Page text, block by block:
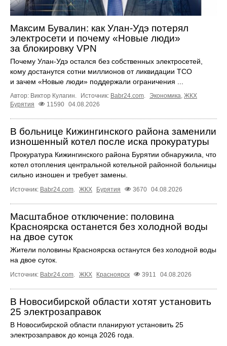
Максим Бувалин: как Улан-Удэ потерял
электросети и почему «Новые люди»
за блокировку VPN
Почему Улан-Удэ остался без собственных электросетей,
кому достанутся сотни миллионов от ликвидации ТСО
и зачем «Новые люди» поддержали ограничения ...
Автор: Виктор Кулагин. Источник: Babr24.com Экономика ЖКХ
Бурятия
11590 04.08.2026
В больнице Кижингинского района заменили
изношенный котел после иска прокуратуры
Прокуратура Кижингинского района Бурятии обнаружила, что
котел отопления центральной котельной районной больницы
сильно изношен и требует замены.
Источник: Babr24.com ЖКХ Бурятия 3670 04.08.2026
Масштабное отключение: половина
Красноярска останется без холодной воды
на двое суток
Жители половины Красноярска останутся без холодной воды
на двое суток.
Источник: Babr24.com. ЖКХ Красноярск 3911 04.08.2026
В Новосибирской области хотят установить
25 электрозаправок
В Новосибирской области планируют установить 25
электрозаправок до конца 2026 года.